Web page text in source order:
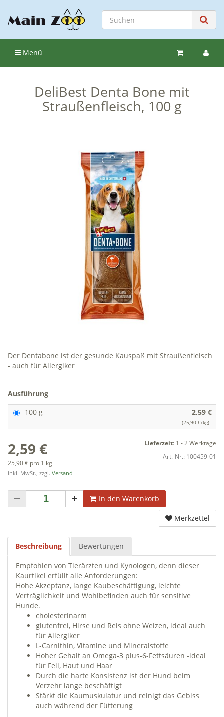
Menü
DeliBest Denta Bone mit
Straußenfleisch, 100 g
Der Dentabone ist der gesunde Kauspaß mit Straußenfleisch
- auch für Allergiker
Ausführung
100 g
2,59 €
(25,90 €/kg)
2,59 €
25,90 € pro 1 kg
inkl. MwSt., zzgl. Versand
Lieferzeit: 1 - 2 Werktage
Art.-Nr.: 100459-01
In den Warenkorb
Merkzettel
Beschreibung Bewertungen
Empfohlen von Tierärzten und Kynologen, denn dieser
Kaurtikel erfüllt alle Anforderungen:
Hohe Akzeptanz, lange Kaubeschäftigung, leichte
Verträglichkeit und Wohlbefinden auch für sensitive
Hunde.
cholesterinarm
glutenfrei, Hirse und Reis ohne Weizen, ideal auch
für Allergiker
L-Carnithin, Vitamine und Mineralstoffe
Hoher Gehalt an Omega-3 plus-6-Fettsäuren -ideal
für Fell, Haut und Haar
Durch die harte Konsistenz ist der Hund beim
Verzehr lange beschäftigt
Stärkt die Kaumuskulatur und reinigt das Gebiss
auch während der Fütterung